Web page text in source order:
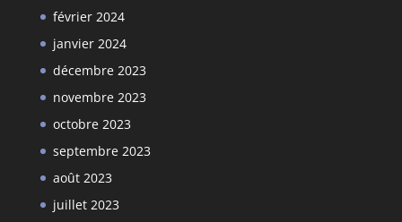
février 2024
janvier 2024
décembre 2023
novembre 2023
octobre 2023
septembre 2023
août 2023
juillet 2023